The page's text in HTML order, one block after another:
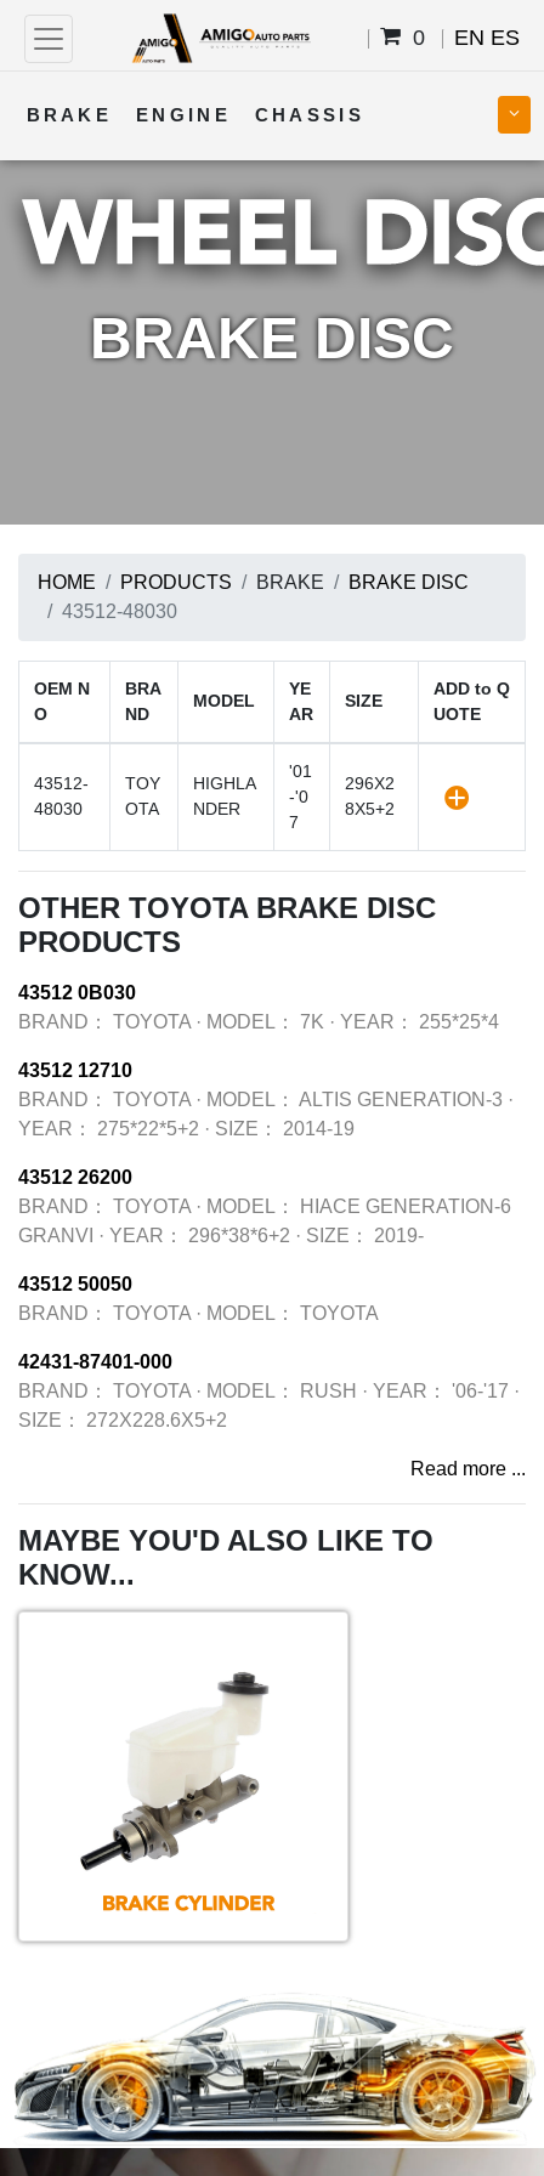
0 EN ES
BRAKE ENGINE CHASSIS
COOLING STEERING BODY
TRANSMISSION FUEL ELECTRICAL
BRAKE DISC
HOME PRODUCTS BRAKE
BRAKE DISC
43512-48030
OEM N
O
BRA
ND
MODEL
YE
AR
SIZE
ADD to Q
UOTE
43512-
48030
TOY
OTA
HIGHLA
NDER
'01
-'0
7
296X2
8X5+2
OTHER TOYOTA BRAKE DISC
PRODUCTS
43512 0B030
BRAND：
TOYOTA · MODEL： 7K · YEAR： 255*25*4
43512 12710
BRAND：
TOYOTA · MODEL： ALTIS GENERATION-3 ·
YEAR：
275*22*5+2 · SIZE： 2014-19
43512 26200
BRAND：
TOYOTA · MODEL：
HIACE GENERATION-6
GRANVI · YEAR： 296*38*6+2 · SIZE： 2019-
43512 50050
BRAND：
TOYOTA · MODEL： TOYOTA
42431-87401-000
BRAND：
TOYOTA · MODEL： RUSH · YEAR： '06-'17 ·
SIZE：
272X228.6X5+2
Read more ...
MAYBE YOU'D ALSO LIKE TO
KNOW...